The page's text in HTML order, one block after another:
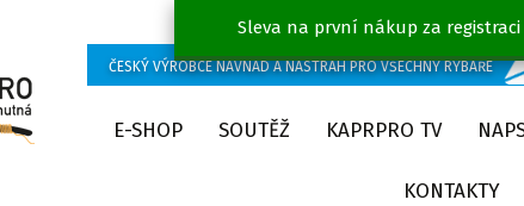
Sleva na první nákup za
ČESKÝ VÝROBCE NÁVNAD A NÁSTRAH PRO VŠECHNY RYBÁŘE
E-SHOP SOUTĚŽ KAPRPRO TV
KONTAKTY